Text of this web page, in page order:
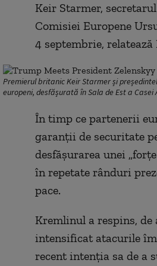
Keir Starmer,
Comisiei Europene
4 septembrie,
Premierul britanic Keir Starmer și
europeni, desfășurată în Sala de Est a
În timp ce partenerii
garanții de securitate
desfășurarea unei
în repetate rânduri
pace.
Kremlinul a respins, de
intensificat atacurile
recent intenția sa de a